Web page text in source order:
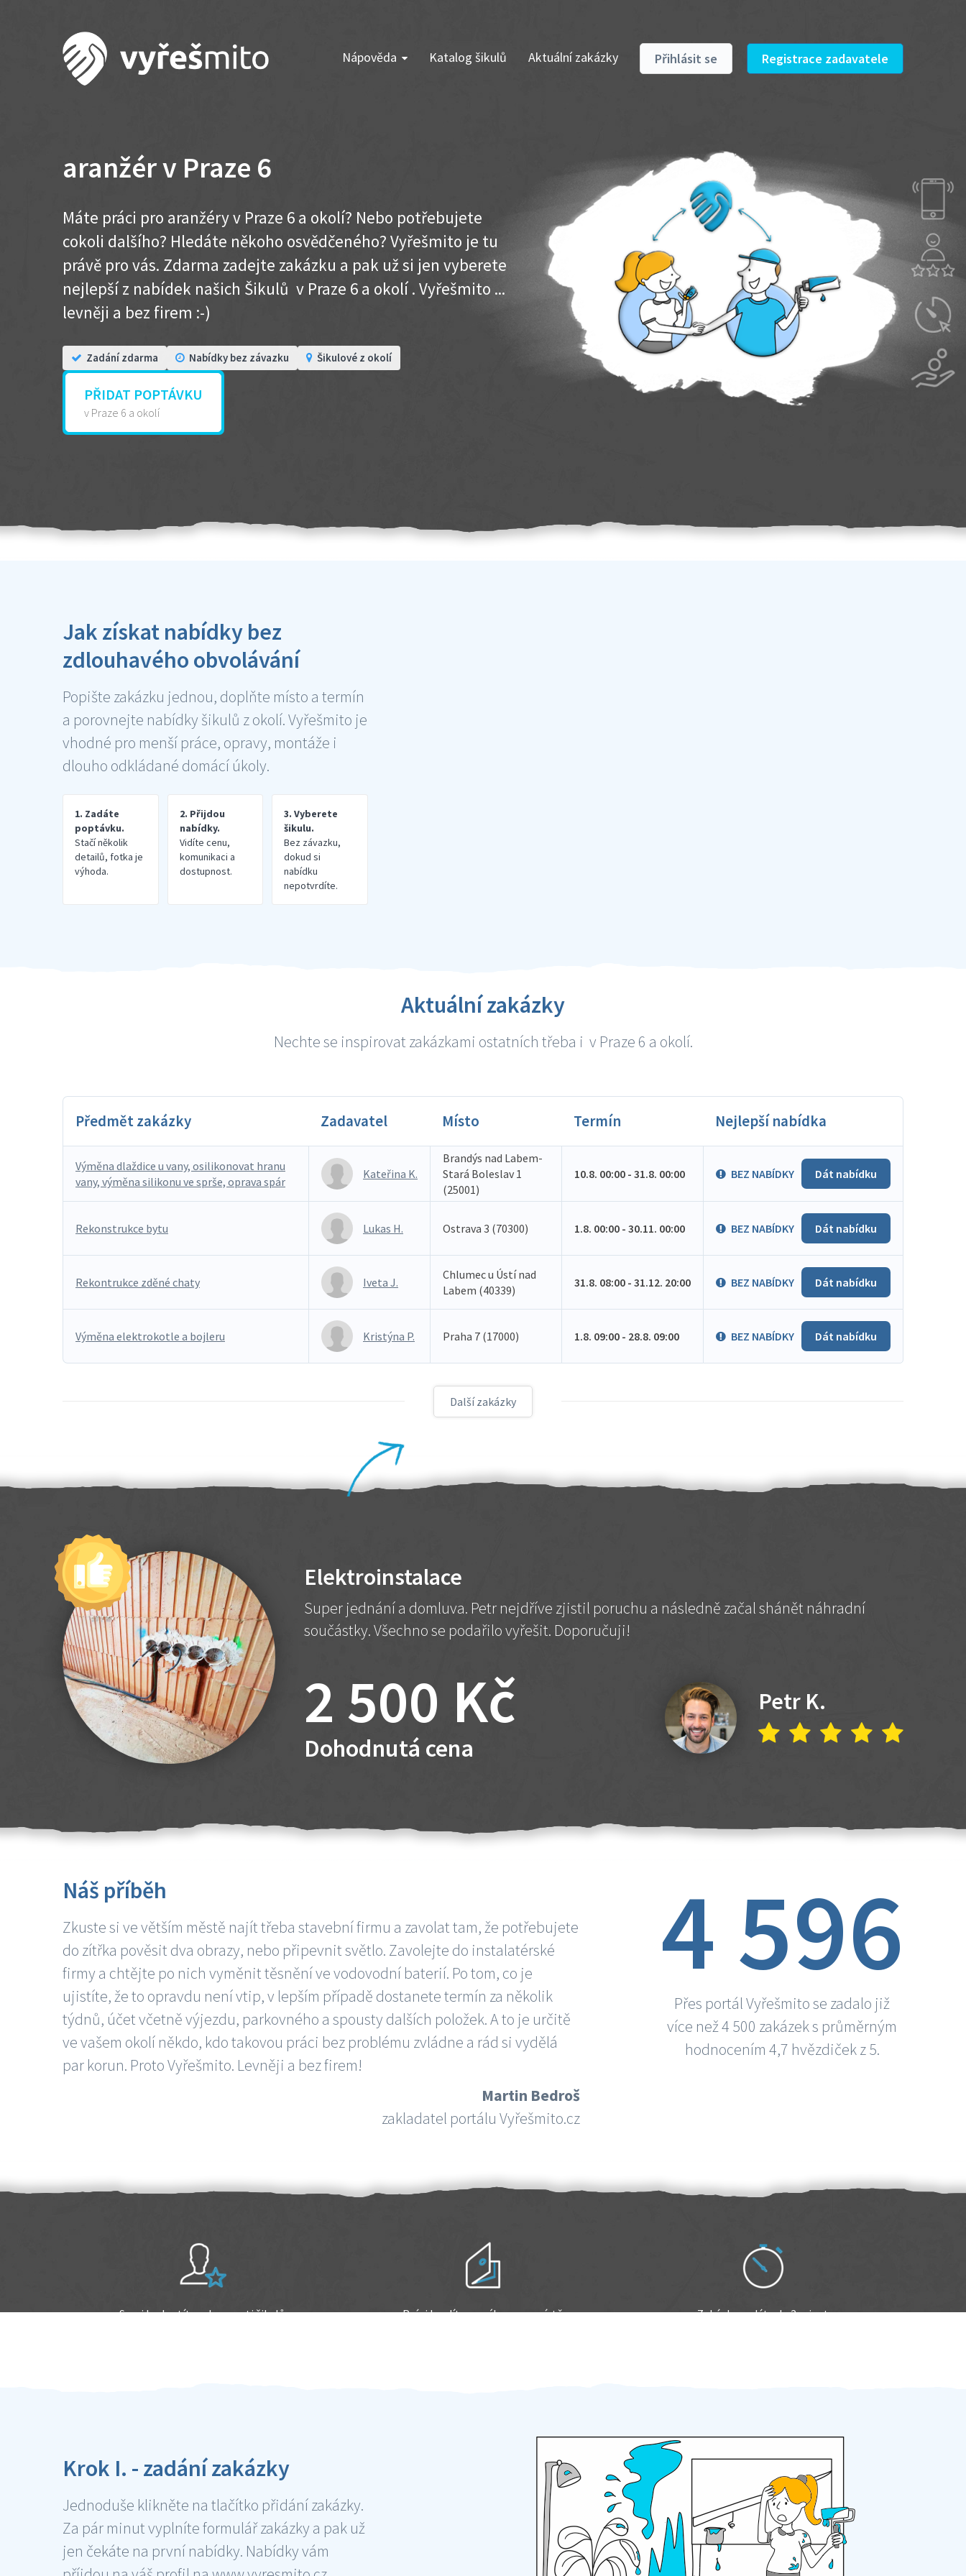
Nápověda Katalog šikulů Aktuální zakázky Přihlásit se Registrace zadavatele
aranžér v Praze 6
Máte práci pro aranžéry v Praze 6 a okolí? Nebo potřebujete
cokoli dalšího? Hledáte někoho osvědčeného? Vyřešmito je tu
právě pro vás. Zdarma zadejte zakázku a pak už si jen vyberete
nejlepší z nabídek našich Šikulů v Praze 6 a okolí . Vyřešmito ...
levněji a bez firem :-)
Zadání zdarma Nabídky bez závazku Šikulové z okolí
PŘIDAT POPTÁVKU
v Praze 6 a okolí
Jak získat nabídky bez
zdlouhavého obvolávání
Popište zakázku jednou, doplňte místo a termín
a porovnejte nabídky šikulů z okolí. Vyřešmito je
vhodné pro menší práce, opravy, montáže i
dlouho odkládané domácí úkoly.
1. Zadáte
poptávku.
Stačí několik
detailů, fotka je
výhoda.
2. Přijdou
nabídky.
Vidíte cenu,
komunikaci a
dostupnost.
3. Vyberete
šikulu.
Bez závazku,
dokud si
nabídku
nepotvrdíte.
Aktuální zakázky
Nechte se inspirovat zakázkami ostatních třeba i v Praze 6 a okolí.
Předmět zakázky Zadavatel Místo Termín Nejlepší nabídka
Výměna dlaždice u vany, osilikonovat hranu
vany, výměna silikonu ve sprše, oprava spár
Kateřina K.
Brandýs nad Labem-
Stará Boleslav 1
(25001)
10.8. 00:00 - 31.8. 00:00 BEZ NABÍDKY Dát nabídku
Rekonstrukce bytu Lukas H. Ostrava 3 (70300) 1.8. 00:00 - 30.11. 00:00 BEZ NABÍDKY Dát nabídku
Rekontrukce zděné chaty Iveta J.
Chlumec u Ústí nad
Labem (40339)
31.8. 08:00 - 31.12. 20:00 BEZ NABÍDKY Dát nabídku
Výměna elektrokotle a bojleru Kristýna P. Praha 7 (17000) 1.8. 09:00 - 28.8. 09:00 BEZ NABÍDKY Dát nabídku
Další zakázky
Elektroinstalace
Super jednání a domluva. Petr nejdříve zjistil poruchu a následně začal shánět náhradní
součástky. Všechno se podařilo vyřešit. Doporučuji!
2 500 Kč
Dohodnutá cena
Petr K.
Náš příběh
Zkuste si ve větším městě najít třeba stavební firmu a zavolat tam, že potřebujete
do zítřka pověsit dva obrazy, nebo připevnit světlo. Zavolejte do instalatérské
firmy a chtějte po nich vyměnit těsnění ve vodovodní baterií. Po tom, co je
ujistíte, že to opravdu není vtip, v lepším případě dostanete termín za několik
týdnů, účet včetně výjezdu, parkovného a spousty dalších položek. A to je určitě
ve vašem okolí někdo, kdo takovou práci bez problému zvládne a rád si vydělá
par korun. Proto Vyřešmito. Levněji a bez firem!
Martin Bedroš
zakladatel portálu Vyřešmito.cz
4 596
Přes portál Vyřešmito se zadalo již
více než 4 500 zakázek s průměrným
hodnocením 4,7 hvězdiček z 5.
Sami hodnotíte schopnosti šikulů Práci hradíte po výkonu na místě Zakázku zadáte do 2 minut
Krok I. - zadání zakázky
Jednoduše klikněte na tlačítko přidání zakázky.
Za pár minut vyplníte formulář zakázky a pak už
jen čekáte na první nabídky. Nabídky vám